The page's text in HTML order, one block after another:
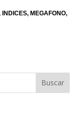
INDICES MEGAFONO